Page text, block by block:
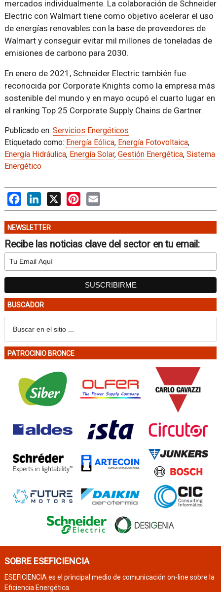
mercados individualmente. La colaboración de Schneider
Electric con Walmart tiene como objetivo acelerar el uso
de energías renovables con la base de proveedores de
Walmart y conseguir evitar mil millones de toneladas de
emisiones de carbono para 2030.
En enero de 2021, Schneider Electric también fue
reconocida por Corporate Knights como la empresa más
sostenible del mundo y en mayo ocupó el cuarto lugar en
el ranking Top 25 Corporate Supply Chains de Gartner.
Publicado en: Servicios Energéticos
Etiquetado como: Energía Eólica, Energía Fotovoltaica,
Energía Hidráulica, Energía Solar, Gestión Energética, Sistema
Energético
FacebookLinkedIn
X PinterestEmail
NEWSLETTER
Recibe las noticias clave del sector en tu email:
BUSCADOR
PATROCINIO BRONCE
SOBRE ESEFICIENCIA
ESEFICIENCIA es el principal medio de comunicación on-line sobre la
Eficiencia Energética.